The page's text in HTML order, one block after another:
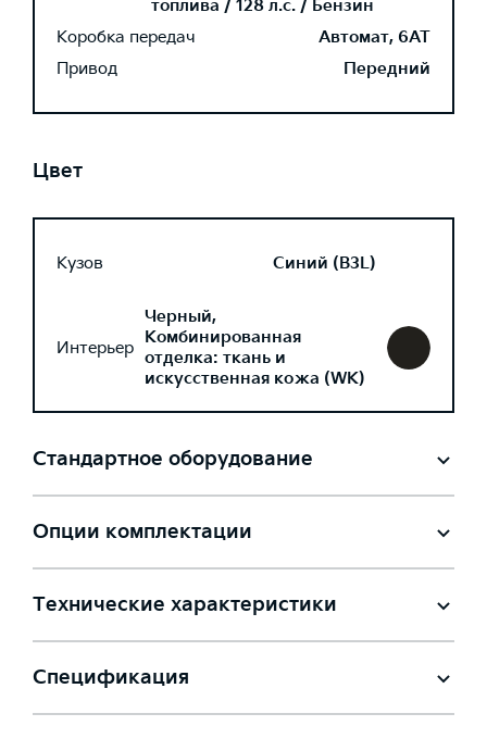
топлива / 128 л.с. / Бензин
Коробка передач
Автомат, 6AT
Привод
Передний
Цвет
Кузов Синий (B3L)
Интерьер
Черный,
Комбинированная
отделка: ткань и
искусственная кожа (WK)
Стандартное оборудование
Опции комплектации
Технические характеристики
Спецификация